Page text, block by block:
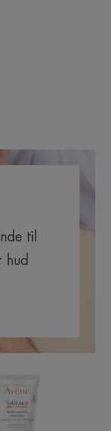
til
hud
Soothing
skin
recovery